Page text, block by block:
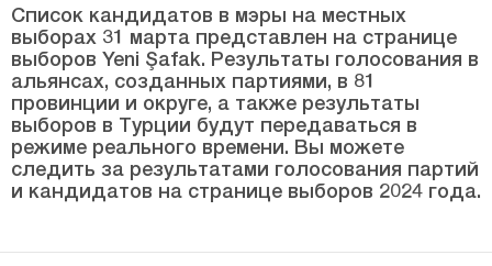
ТОМАРЗА
ЯХЙАЛЫ
ЙЕШИЛХИСАР
Килис
Кырыккале
Кыршехир
Список кандидатов в мэры на местных
выборах 31 марта представлен на странице
выборов Yeni Şafak. Результаты голосования в
альянсах, созданных партиями, в 81
провинции и округе, а также результаты
выборов в Турции будут передаваться в
режиме реального времени. Вы можете
следить за результатами голосования партий
и кандидатов на странице выборов 2024 года.